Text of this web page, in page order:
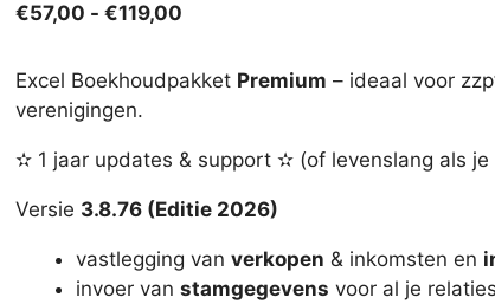
€57,00 - €119,00Prijsklasse:
tot
Excel Boekhoudpakket Premium – ideaal voor
verenigingen.
✫ 1 jaar updates & support ✫ (of levenslang als
Versie 3.8.76 (Editie 2026)
vastlegging van verkopen & inkomsten en
invoer van stamgegevens voor al je relaties